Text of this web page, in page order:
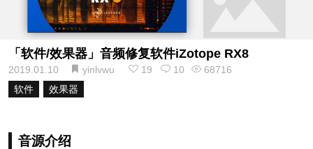
「软件/效果器」音频修复软件iZotope RX8
2019.01.10 yinlvwu 19 10
68716
软件
效果器
音源介绍